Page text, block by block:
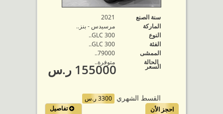
سنة الصنع
2021
الماركة
مرسيدس - بنز..
النوع
GLC 300..
الفئة
GLC 300..
الممشى
79000..
الحالة
متوفرة‬..
السعر 155000 ر.س
القسط الشهري 3300 ر.س
تفاصيل
احجز الأن